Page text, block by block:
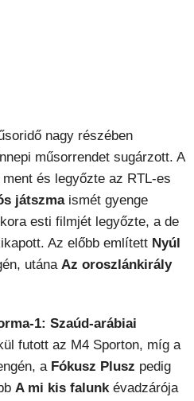
nagy részében
műsorrendet sugárzott. A
és legyőzte az RTL-es
játszmaismét gyenge
esti filmjét legyőzte, a de
Az előbb említett Nyúl
utána Az oroszlánkirály
1: Szaúd-arábiai
futott az M4 Sporton, míg a
a Fókusz Plusz pedig
A mi kis falunkévadzárója